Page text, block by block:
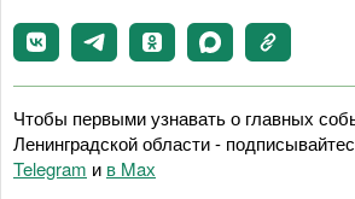
Чтобы первыми узнавать о главных
Ленинградской области -
Telegram и в Maх